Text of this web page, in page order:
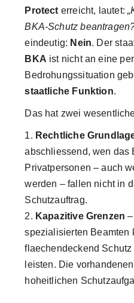
Protect erreicht, lautet:
BKA-Schutz
eindeutig: Nein. Der
BKA ist nicht an eine
Bedrohungssituation
staatliche Funktion.
Das hat zwei
Rechtliche
abschliessend, wen das
Privatpersonen – auch
werden – fallen nicht in
Schutzauftrag.
Kapazitive Grenzen
spezialisierten Beamten
flaechendeckend
leisten. Die
hoheitlichen